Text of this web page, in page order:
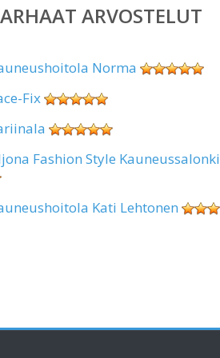
ARVOSTELUT
Norma
Fix
Fashion Style Kauneussalonki
Kati Lehtonen